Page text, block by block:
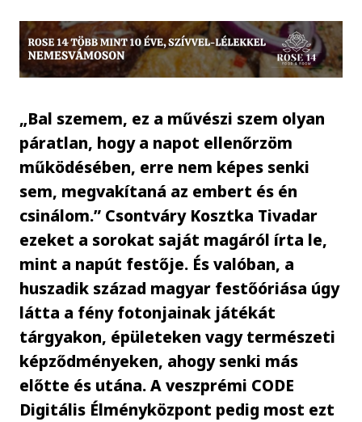
„Bal szemem, ez a művészi szem olyan
páratlan, hogy a napot ellenőrzöm
működésében, erre nem képes senki
sem, megvakítaná az embert és én
csinálom.” Csontváry Kosztka Tivadar
ezeket a sorokat saját magáról írta le,
mint a napút festője. És valóban, a
huszadik század magyar festőóriása úgy
látta a fény fotonjainak játékát
tárgyakon, épületeken vagy természeti
képződményeken, ahogy senki más
előtte és utána. A veszprémi CODE
Digitális Élményközpont pedig most ezt